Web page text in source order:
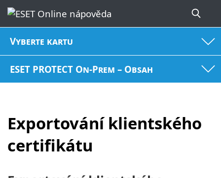
Vyberte kartu
ESET PROTECT On-Prem – Obsah
Exportování klientského
certifikátu